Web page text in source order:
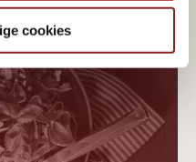
cookies